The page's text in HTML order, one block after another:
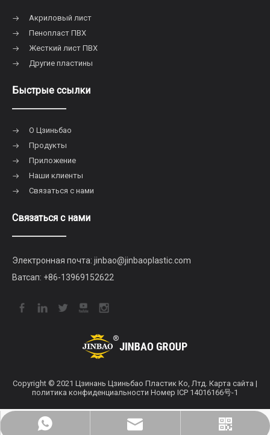
Акриловый лист
Пенопласт ПВХ
Жесткий лист ПВХ
Другие пластины
Быстрые ссылки
О Цзиньбао
Продукты
Приложение
Наши клиенты
Связаться с нами
Связаться с нами
Электронная почта: jinbao@jinbaoplastic.com
Ватсап: +86-13969152622
Copyright © 2021 Цзинань Цзиньбао Пластик Ко, Лтд. Карта сайта |
политика конфиденциальности Номер ICP 14016166号-1
WhatsApp
jinbaofactory@jinbaoplastic.com
Корпоративный вичат